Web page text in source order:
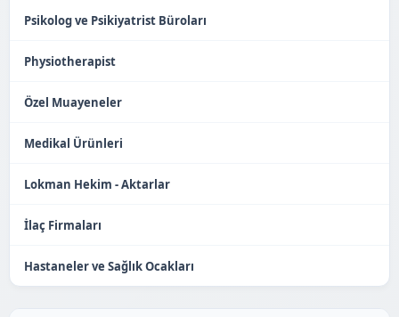
Psikolog ve Psikiyatrist Büroları
Physiotherapist
Özel Muayeneler
Medikal Ürünleri
Lokman Hekim - Aktarlar
İlaç Firmaları
Hastaneler ve Sağlık Ocakları